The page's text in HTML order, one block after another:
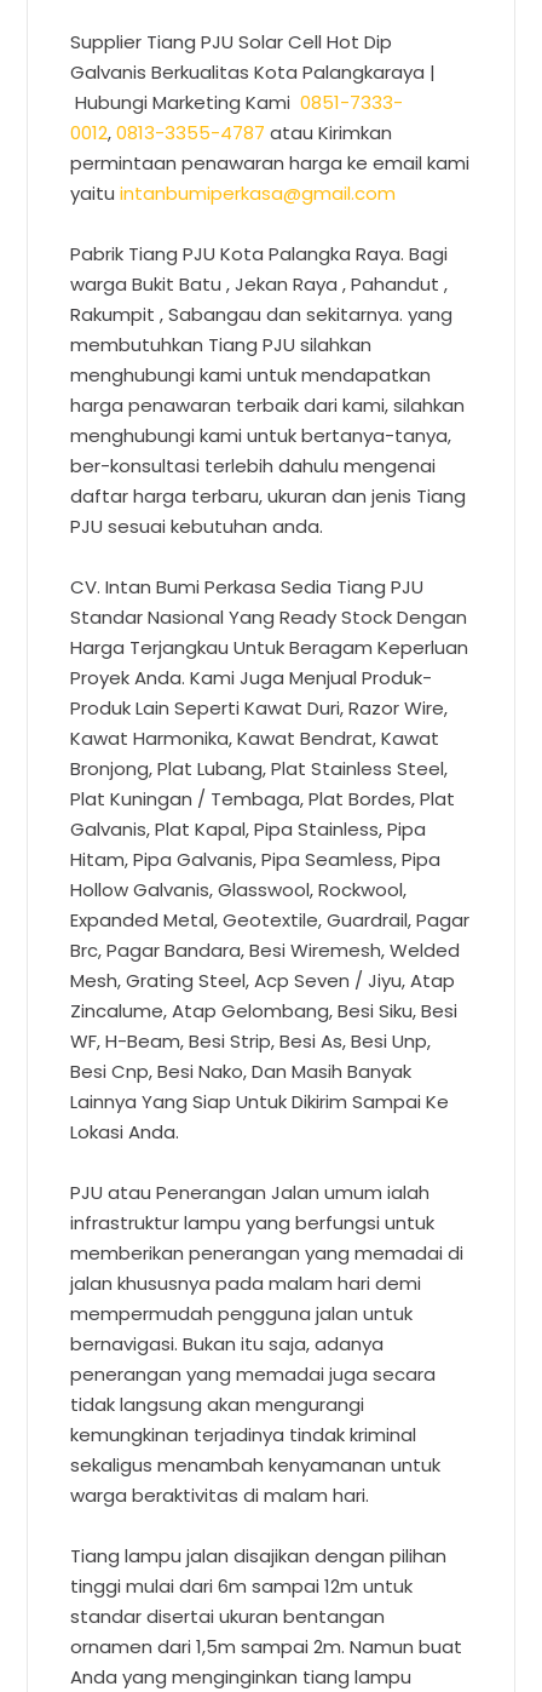
Supplier Tiang PJU Solar Cell Hot Dip
Galvanis Berkualitas Kota Palangkaraya |
Hubungi Marketing Kami0851-7333-
0012,0813-3355-4787 atau Kirimkan
permintaan penawaran harga ke email kami
yaituintanbumiperkasa@gmail.com
Pabrik Tiang PJU Kota Palangka Raya. Bagi
warga Bukit Batu , Jekan Raya , Pahandut ,
Rakumpit , Sabangau dan sekitarnya. yang
membutuhkan Tiang PJU silahkan
menghubungi kami untuk mendapatkan
harga penawaran terbaik dari kami, silahkan
menghubungi kami untuk bertanya-tanya,
ber-konsultasi terlebih dahulu mengenai
daftar harga terbaru, ukuran dan jenis Tiang
PJU sesuai kebutuhan anda.
CV. Intan Bumi Perkasa Sedia Tiang PJU
Standar Nasional Yang Ready Stock Dengan
Harga Terjangkau Untuk Beragam Keperluan
Proyek Anda. Kami Juga Menjual Produk-
Produk Lain Seperti Kawat Duri, Razor Wire,
Kawat Harmonika, Kawat Bendrat, Kawat
Bronjong, Plat Lubang, Plat Stainless Steel,
Plat Kuningan / Tembaga, Plat Bordes, Plat
Galvanis, Plat Kapal, Pipa Stainless, Pipa
Hitam, Pipa Galvanis, Pipa Seamless, Pipa
Hollow Galvanis, Glasswool, Rockwool,
Expanded Metal, Geotextile, Guardrail, Pagar
Brc, Pagar Bandara, Besi Wiremesh, Welded
Mesh, Grating Steel, Acp Seven / Jiyu, Atap
Zincalume, Atap Gelombang, Besi Siku, Besi
WF, H-Beam, Besi Strip, Besi As, Besi Unp,
Besi Cnp, Besi Nako, Dan Masih Banyak
Lainnya Yang Siap Untuk Dikirim Sampai Ke
Lokasi Anda.
PJU atau Penerangan Jalan umum ialah
infrastruktur lampu yang berfungsi untuk
memberikan penerangan yang memadai di
jalan khususnya pada malam hari demi
mempermudah pengguna jalan untuk
bernavigasi. Bukan itu saja, adanya
penerangan yang memadai juga secara
tidak langsung akan mengurangi
kemungkinan terjadinya tindak kriminal
sekaligus menambah kenyamanan untuk
warga beraktivitas di malam hari.
Tiang lampu jalan disajikan dengan pilihan
tinggi mulai dari 6m sampai 12m untuk
standar disertai ukuran bentangan
ornamen dari 1,5m sampai 2m. Namun buat
Anda yang menginginkan tiang lampu